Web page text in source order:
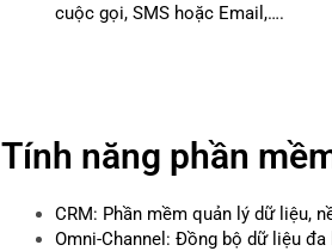
cuộc gọi, SMS hoặc Email,….
Tính năng phần
CRM: Phần mềm quản lý dữ liệu,
Omni-Channel: Đồng bộ dữ liệu